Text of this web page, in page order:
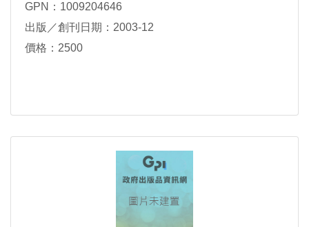
GPN：1009204646
出版／創刊日期：2003-12
價格：2500